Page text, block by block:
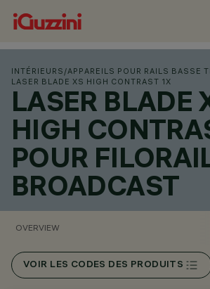
INTÉRIEURS /APPAREILS POUR RAILS BASSE
LASER BLADE XS HIGH CONTRAST 1X
LASER BLADE
HIGH
POUR
BROADCAST
OVERVIEW
VOIR LES CODES DES PRODUITS